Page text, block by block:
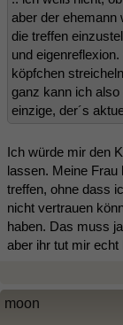
aber der ehemann
die treffen
und
köpfchen
ganz kann ich
einzige, der´s
Ich würde mir den
lassen. Meine Frau
treffen, ohne dass
nicht vertrauen
haben. Das muss
aber ihr tut mir echt
moon